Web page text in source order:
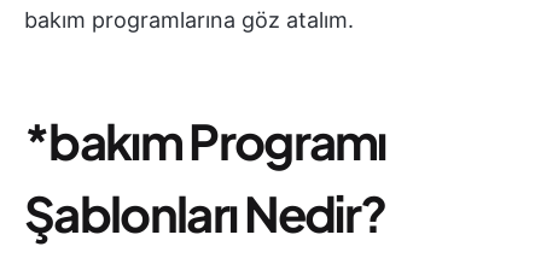
bakım programlarına göz atalım.
*bakım Programı
Şablonları Nedir?